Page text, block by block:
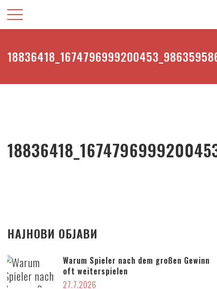
НАЈНОВИ ОБЈАВИ
Warum Spieler nach dem großen Gewinn
oft weiterspielen
27.7.2026